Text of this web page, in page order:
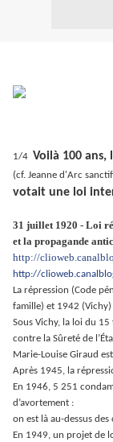
1/4 Voilà 100 ans,
(cf. Jeanne d'Arc
votait une loi
31 juillet 1920 - Loi
et la propagande
http://
http://
La répression (Code
famille) et 1942 (Vichy)
Sous Vichy, la loi du
contre la Sûreté de
Marie-Louise Giraud
Après 1945, la
En 1946, 5 251
d’avortement :
on est là au-dessus
En 1949, un projet de